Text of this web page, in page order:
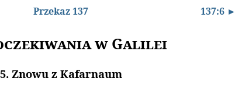
Przekaz 137 137:6 ►
w Galilei
5. Znowu z Kafarnaum